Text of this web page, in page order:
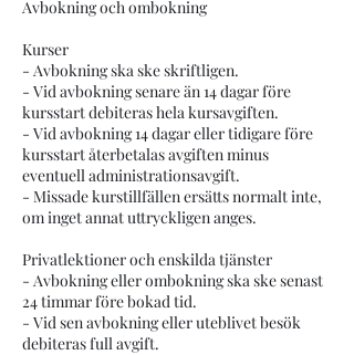
Avbokning och ombokning
Kurser
- Avbokning ska ske skriftligen.
- Vid avbokning senare än 14 dagar före
kursstart debiteras hela kursavgiften.
- Vid avbokning 14 dagar eller tidigare före
kursstart återbetalas avgiften minus
eventuell administrationsavgift.
- Missade kurstillfällen ersätts normalt inte,
om inget annat uttryckligen anges.
Privatlektioner och enskilda tjänster
- Avbokning eller ombokning ska ske senast
24 timmar före bokad tid.
- Vid sen avbokning eller uteblivet besök
debiteras full avgift.